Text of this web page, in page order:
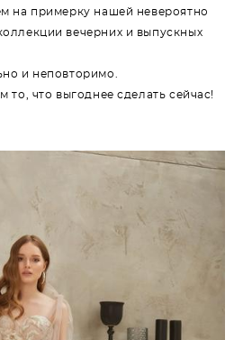
на примерку нашей невероятно
вечерних и выпускных
и неповторимо.
то, что выгоднее сделать сейчас!